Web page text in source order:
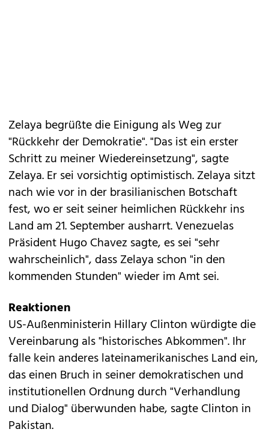
Zelaya begrüßte die Einigung als Weg zur
"Rückkehr der Demokratie". "Das ist ein erster
Schritt zu meiner Wiedereinsetzung", sagte
Zelaya. Er sei vorsichtig optimistisch. Zelaya sitzt
nach wie vor in der brasilianischen Botschaft
fest, wo er seit seiner heimlichen Rückkehr ins
Land am 21. September ausharrt. Venezuelas
Präsident Hugo Chavez sagte, es sei "sehr
wahrscheinlich", dass Zelaya schon "in den
kommenden Stunden" wieder im Amt sei.
Reaktionen
US-Außenministerin Hillary Clinton würdigte die
Vereinbarung als "historisches Abkommen". Ihr
falle kein anderes lateinamerikanisches Land ein,
das einen Bruch in seiner demokratischen und
institutionellen Ordnung durch "Verhandlung
und Dialog" überwunden habe, sagte Clinton in
Pakistan.